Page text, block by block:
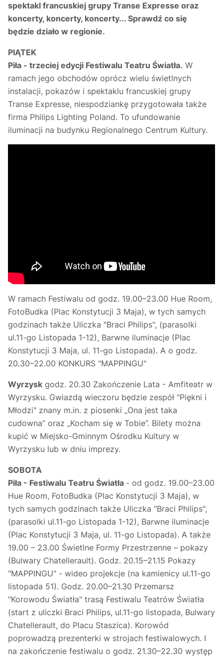
spektakl francuskiej grupy Transe Expresse oraz
koncerty, koncerty, koncerty... Sprawdź co się
będzie działo w regionie.
PIĄTEK
Piła - trzeciej edycji Festiwalu Teatru Światła. W
ramach jego obchodów oprócz wielu świetlnych
instalacji, pokazów i spektaklu francuskiej grupy
Transe Expresse, niespodziankę przygotowała także
firma Philips Lighting Poland. To ufundowanie
iluminacji na budynku Regionalnego Centrum Kultury.
W ramach Festiwalu od godz. 19.00–23.00 Hue Room,
FotoBudka (Plac Konstytucji 3 Maja), w tych samych
godzinach także Uliczka "Braci Philips", (parasolki
ul.11-go Listopada 1-12), Barwne iluminacje (Plac
Konstytucji 3 Maja, ul. 11-go Listopada). A o godz.
20.30–22.00 KONKURS "MAPPINGU"
Wyrzysk godz. 20.30 Zakończenie Lata - Amfiteatr w
Wyrzysku. Gwiazdą wieczoru będzie zespół "Piękni i
Młodzi" znany m.in. z piosenki „Ona jest taka
cudowna” oraz „Kocham się w Tobie”. Bilety można
kupić w Miejsko-Gminnym Ośrodku Kultury w
Wyrzysku lub w dniu imprezy.
SOBOTA
Piła - Festiwalu Teatru Światła - od godz. 19.00–23.00
Hue Room, FotoBudka (Plac Konstytucji 3 Maja), w
tych samych godzinach także Uliczka "Braci Philips",
(parasolki ul.11-go Listopada 1-12), Barwne iluminacje
(Plac Konstytucji 3 Maja, ul. 11-go Listopada). A także
19.00 – 23.00 Świetlne Formy Przestrzenne – pokazy
(Bulwary Chatellerault). Godz. 20.15–21.15 Pokazy
"MAPPINGU" - wideo projekcje (na kamienicy ul.11-go
listopada 51). Godz. 20.00–21.30 Przemarsz
"Korowodu Światła" trasą Festiwalu Teatrów Światła
(start z uliczki Braci Philips, ul.11-go listopada, Bulwary
Chatellerault, do Placu Staszica). Korowód
poprowadzą prezenterki w strojach festiwalowych. I
na zakończenie festiwalu o godz. 21.30–22.30 występ